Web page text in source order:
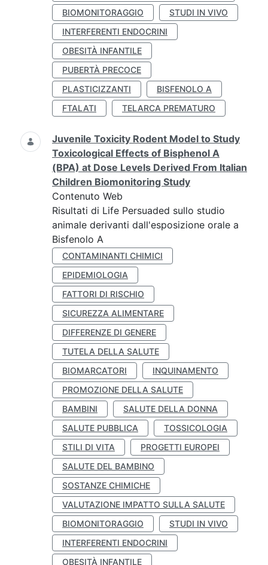
BIOMONITORAGGIO
STUDI IN VIVO
INTERFERENTI ENDOCRINI
OBESITÀ INFANTILE
PUBERTÀ PRECOCE
PLASTICIZZANTI
BISFENOLO A
FTALATI
TELARCA PREMATURO
Juvenile Toxicity Rodent Model to Study
Toxicological Effects of Bisphenol A
(BPA) at Dose Levels Derived From Italian
Children Biomonitoring Study
Contenuto Web
Risultati di Life Persuaded sullo studio
animale derivanti dall'esposizione orale a
Bisfenolo A
CONTAMINANTI CHIMICI
EPIDEMIOLOGIA
FATTORI DI RISCHIO
SICUREZZA ALIMENTARE
DIFFERENZE DI GENERE
TUTELA DELLA SALUTE
BIOMARCATORI
INQUINAMENTO
PROMOZIONE DELLA SALUTE
BAMBINI
SALUTE DELLA DONNA
SALUTE PUBBLICA
TOSSICOLOGIA
STILI DI VITA
PROGETTI EUROPEI
SALUTE DEL BAMBINO
SOSTANZE CHIMICHE
VALUTAZIONE IMPATTO SULLA SALUTE
BIOMONITORAGGIO
STUDI IN VIVO
INTERFERENTI ENDOCRINI
OBESITÀ INFANTILE